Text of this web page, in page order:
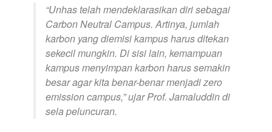
“Unhas telah mendeklarasikan diri sebagai
Carbon Neutral Campus. Artinya, jumlah
karbon yang diemisi kampus harus ditekan
sekecil mungkin. Di sisi lain, kemampuan
kampus menyimpan karbon harus semakin
besar agar kita benar-benar menjadizero
emission campus,” ujar Prof. Jamaluddin di
sela peluncuran.